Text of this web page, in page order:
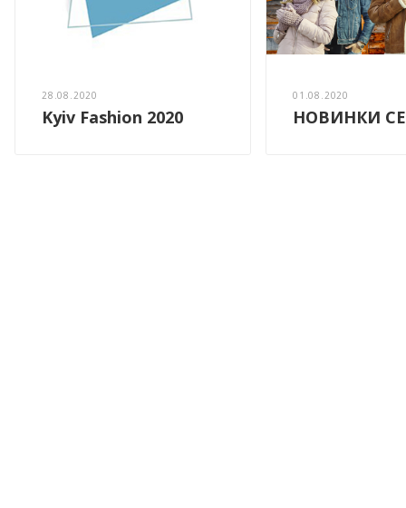
28.08.2020
Kyiv Fashion 2020
01.08.2020
НОВИНКИ